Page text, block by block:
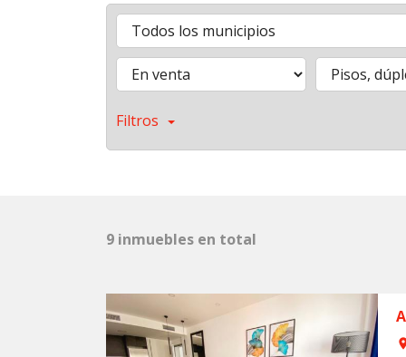
Filtros
9 inmuebles en total
Previous Next